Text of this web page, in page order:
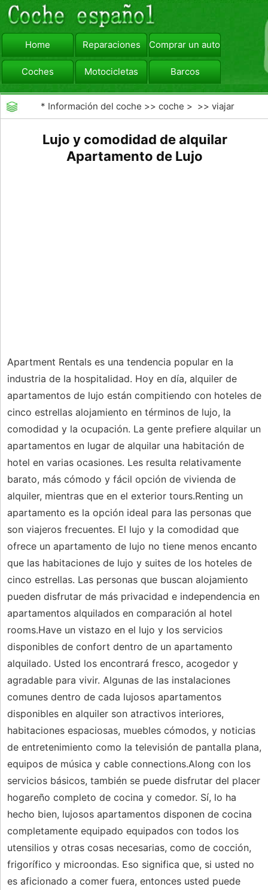
Home Reparaciones Comprar un automóvil
Coches Motocicletas Barcos
viajar Camiones
* Información del coche >>coche > >>viajar
Lujo y comodidad de alquilar
Apartamento de Lujo
Apartment Rentals es una tendencia popular en la
industria de la hospitalidad. Hoy en día, alquiler de
apartamentos de lujo están compitiendo con hoteles de
cinco estrellas alojamiento en términos de lujo, la
comodidad y la ocupación. La gente prefiere alquilar un
apartamentos en lugar de alquilar una habitación de
hotel en varias ocasiones. Les resulta relativamente
barato, más cómodo y fácil opción de vivienda de
alquiler, mientras que en el exterior tours.Renting un
apartamento es la opción ideal para las personas que
son viajeros frecuentes. El lujo y la comodidad que
ofrece un apartamento de lujo no tiene menos encanto
que las habitaciones de lujo y suites de los hoteles de
cinco estrellas. Las personas que buscan alojamiento
pueden disfrutar de más privacidad e independencia en
apartamentos alquilados en comparación al hotel
rooms.Have un vistazo en el lujo y los servicios
disponibles de confort dentro de un apartamento
alquilado. Usted los encontrará fresco, acogedor y
agradable para vivir. Algunas de las instalaciones
comunes dentro de cada lujosos apartamentos
disponibles en alquiler son atractivos interiores,
habitaciones espaciosas, muebles cómodos, y noticias
de entretenimiento como la televisión de pantalla plana,
equipos de música y cable connections.Along con los
servicios básicos, también se puede disfrutar del placer
hogareño completo de cocina y comedor. Sí, lo ha
hecho bien, lujosos apartamentos disponen de cocina
completamente equipado equipados con todos los
utensilios y otras cosas necesarias, como de cocción,
frigorífico y microondas. Eso significa que, si usted no
es aficionado a comer fuera, entonces usted puede